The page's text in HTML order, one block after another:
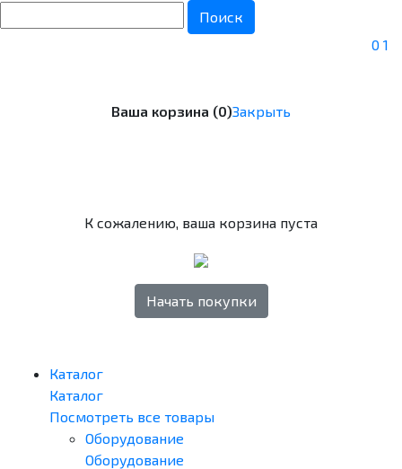
Поиск
0 1
Ваша корзина (0)Закрыть
К сожалению, ваша корзина пуста
Начать покупки
Каталог
Каталог
Посмотреть все товары
Оборудование
Оборудование